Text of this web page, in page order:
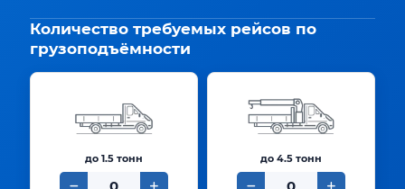
Количество требуемых рейсов по
грузоподъёмности
до 1.5 тонн до 4.5 тонн